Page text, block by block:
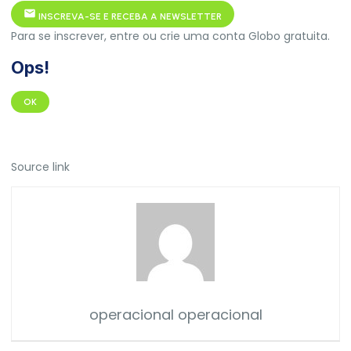
INSCREVA-SE E RECEBA A NEWSLETTER
Para se inscrever, entre ou crie uma conta Globo gratuita.
Ops!
OK
Source link
operacional operacional